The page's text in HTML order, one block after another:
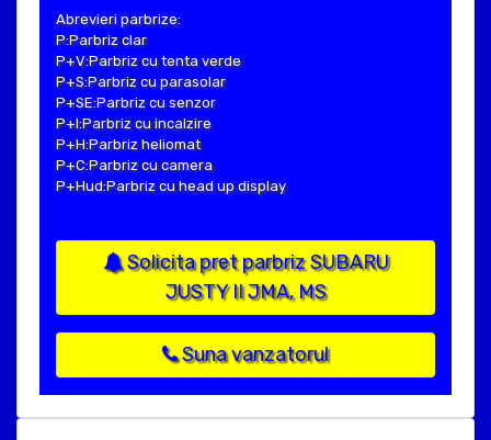
Abrevieri parbrize:
P:Parbriz clar
P+V:Parbriz cu tenta verde
P+S:Parbriz cu parasolar
P+SE:Parbriz cu senzor
P+I:Parbriz cu incalzire
P+H:Parbriz heliomat
P+C:Parbriz cu camera
P+Hud:Parbriz cu head up display
Solicita pret parbriz SUBARU
JUSTY II JMA, MS
Suna vanzatorul